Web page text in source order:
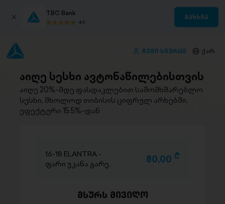
TBC Bank
4.9
გახსნა
ჩემი სივრცე ქარ
აიღე სესხი ავტონაწილებისთვის
აიღე 20%-მდე ფასდაკლებით სამომხმარებლო
სესხი, მხოლოდ თიბისის ციფრულ არხებში,
ეფექტური 15.5%-დან
16-18 ELANTRA -
ფარი უკანა გარე
80,00 D
მსურს მივიღო